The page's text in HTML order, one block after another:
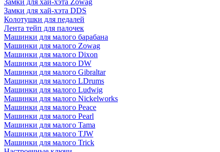
Замки для хай-хэта Zowag
Замки для хай-хэта DDS
Колотушки для педалей
Лента тейп для палочек
Машинки для малого барабана
Машинки для малого Zowag
Машинки для малого Dixon
Машинки для малого DW
Машинки для малого Gibraltar
Машинки для малого LDrums
Машинки для малого Ludwig
Машинки для малого Nickelworks
Машинки для малого Peace
Машинки для малого Pearl
Машинки для малого Tama
Машинки для малого TJW
Машинки для малого Trick